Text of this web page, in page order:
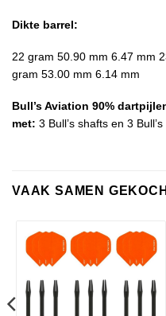
Dikte barrel:
22 gram 50.90 mm 6.47 mm
gram 53.00 mm 6.14 mm
Bull’s Aviation 90%
met: 3 Bull’s shafts en 3 Bull’s
VAAK SAMEN